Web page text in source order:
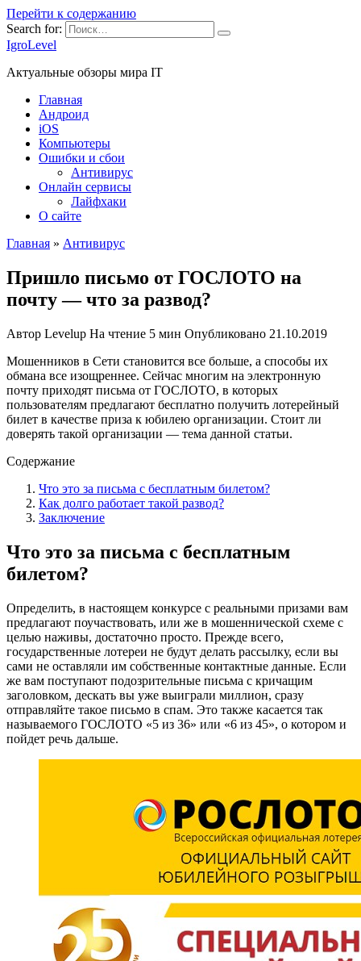
Перейти к содержанию
Search for:
IgroLevel
Актуальные обзоры мира IT
Главная
Андроид
iOS
Компьютеры
Ошибки и сбои
Антивирус
Онлайн сервисы
Лайфхаки
О сайте
Главная » Антивирус
Пришло письмо от ГОСЛОТО на
почту — что за развод?
Автор Levelup На чтение 5 мин Опубликовано 21.10.2019
Мошенников в Сети становится все больше, а способы их
обмана все изощреннее. Сейчас многим на электронную
почту приходят письма от ГОСЛОТО, в которых
пользователям предлагают бесплатно получить лотерейный
билет в качестве приза к юбилею организации. Стоит ли
доверять такой организации — тема данной статьи.
Содержание
Что это за письма с бесплатным билетом?
Как долго работает такой развод?
Заключение
Что это за письма с бесплатным
билетом?
Определить, в настоящем конкурсе с реальными призами вам
предлагают поучаствовать, или же в мошеннической схеме с
целью наживы, достаточно просто. Прежде всего,
государственные лотереи не будут делать рассылку, если вы
сами не оставляли им собственные контактные данные. Если
же вам поступают подозрительные письма с кричащим
заголовком, дескать вы уже выиграли миллион, сразу
отправляйте такое письмо в спам. Это также касается так
называемого ГОСЛОТО «5 из 36» или «6 из 45», о котором и
пойдет речь дальше.